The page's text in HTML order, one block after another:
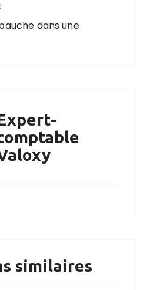
dans une
similaires